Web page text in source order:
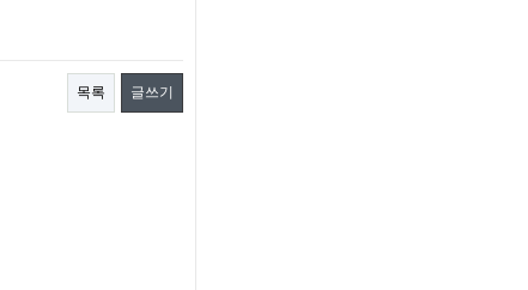
목록 글쓰기